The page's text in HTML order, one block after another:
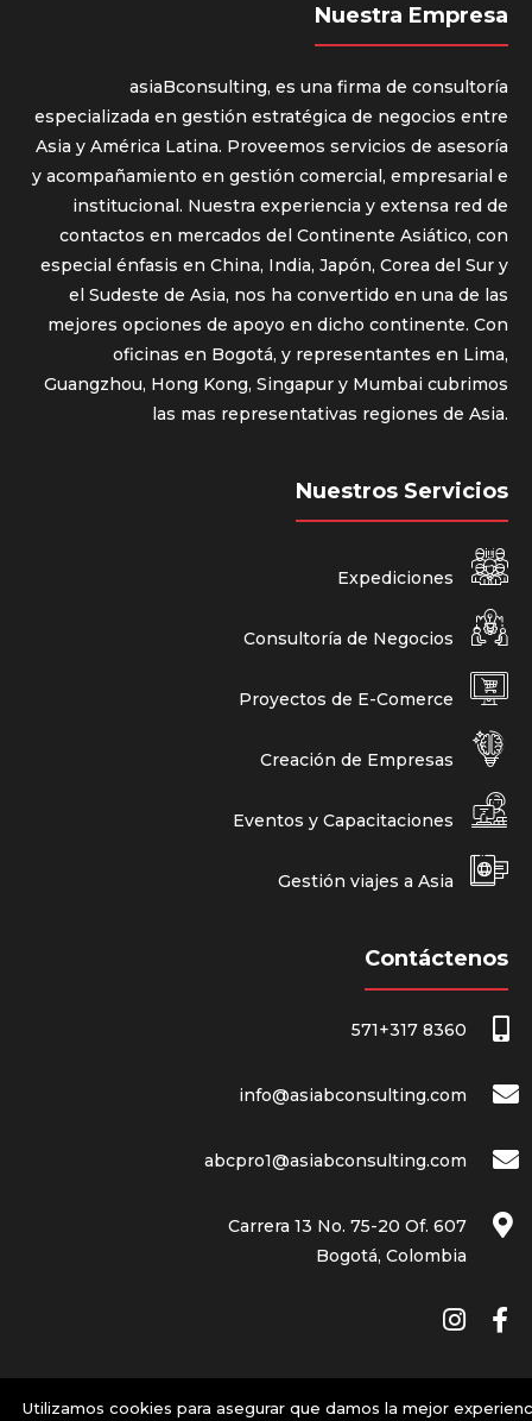
Nuestra Empresa
asiaBconsulting, es una firma de consultoría
especializada en gestión estratégica de negocios entre
Asia y América Latina. Proveemos servicios de asesoría
y acompañamiento en gestión comercial, empresarial e
institucional. Nuestra experiencia y extensa red de
contactos en mercados del Continente Asiático, con
especial énfasis en China, India, Japón, Corea del Sur y
el Sudeste de Asia, nos ha convertido en una de las
mejores opciones de apoyo en dicho continente. Con
oficinas en Bogotá, y representantes en Lima,
Guangzhou, Hong Kong, Singapur y Mumbai cubrimos
las mas representativas regiones de Asia.
Nuestros Servicios
Expediciones
Consultoría de Negocios
Proyectos de E-Comerce
Creación de Empresas
Eventos y Capacitaciones
Gestión viajes a Asia
Contáctenos
571+317 8360
info@asiabconsulting.com
abcpro1@asiabconsulting.com
Carrera 13 No. 75-20 Of. 607
Bogotá, Colombia
Utilizamos cookies para asegurar que damos la mejor